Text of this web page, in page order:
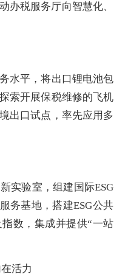
税服务厅向智慧化、
平，将出口锂电池包
索开展保税维修的飞机
出口试点，率先应用多
验室，组建国际ESG
务基地，搭建ESG公共
数，集成并提供“一站
活力